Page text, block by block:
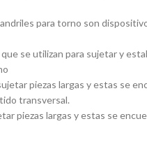
para torno son
se utilizan para sujetar y
piezas largas y estas se
transversal.
piezas largas y estas se